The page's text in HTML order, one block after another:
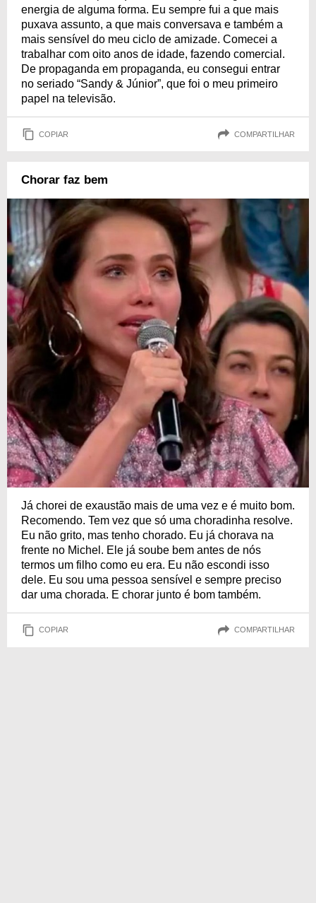
energia de alguma forma. Eu sempre fui a que mais
puxava assunto, a que mais conversava e também a
mais sensível do meu ciclo de amizade. Comecei a
trabalhar com oito anos de idade, fazendo comercial.
De propaganda em propaganda, eu consegui entrar
no seriado “Sandy & Júnior”, que foi o meu primeiro
papel na televisão.
COPIAR COMPARTILHAR
Chorar faz bem
Já chorei de exaustão mais de uma vez e é muito bom.
Recomendo. Tem vez que só uma choradinha resolve.
Eu não grito, mas tenho chorado. Eu já chorava na
frente no Michel. Ele já soube bem antes de nós
termos um filho como eu era. Eu não escondi isso
dele. Eu sou uma pessoa sensível e sempre preciso
dar uma chorada. E chorar junto é bom também.
COPIAR COMPARTILHAR